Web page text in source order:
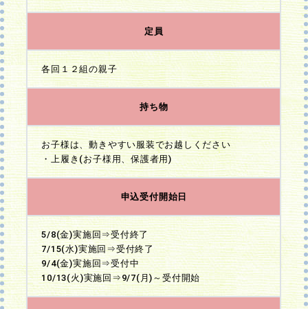
定員
各回１２組の親子
持ち物
お子様は、動きやすい服装でお越しください
・上履き(お子様用、保護者用)
申込受付開始日
5/8(金)実施回⇒受付終了
7/15(水)実施回⇒受付終了
9/4(金)実施回⇒受付中
10/13(火)実施回⇒9/7(月)～受付開始